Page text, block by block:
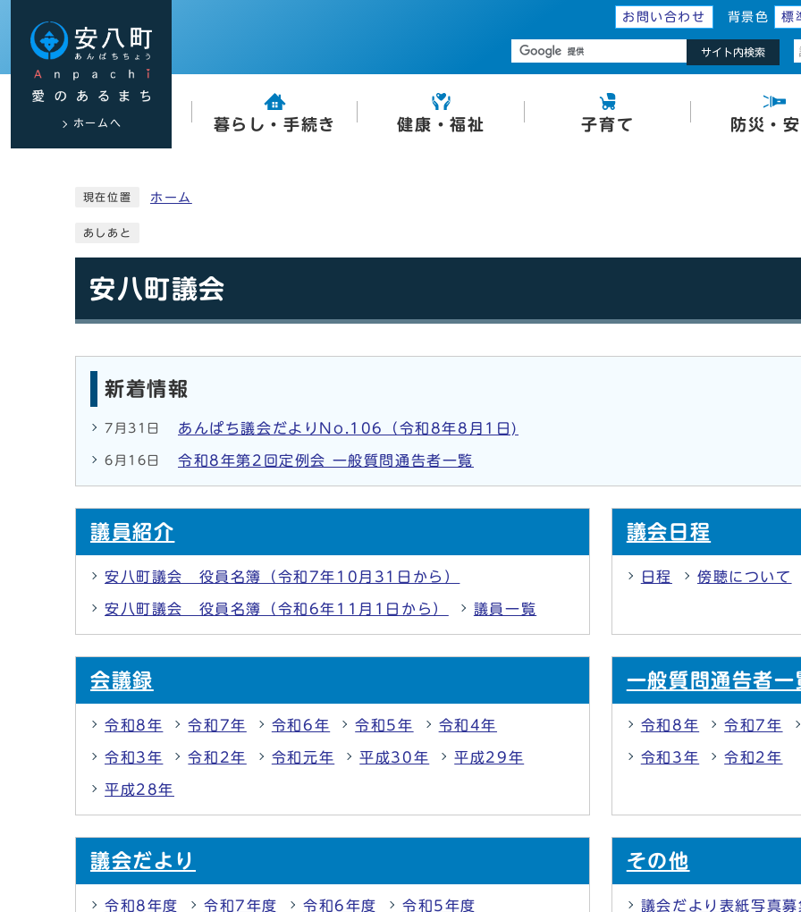
お問い合わせ 背景色 標
ホームへ
サイト内検索
暮らし・手続き 健康・福祉 子育て 防災・
現在位置 ホーム
あしあと
安八町議会
新着情報
7月31日 あんぱち議会だよりNo.106（令和8年8月1日)
6月16日 令和8年第2回定例会 一般質問通告者一覧
議員紹介
安八町議会 役員名簿（令和7年10月31日から）
安八町議会 役員名簿（令和6年11月1日から） 議員一覧
議会日程
日程 傍聴について
会議録
令和8年 令和7年 令和6年 令和5年 令和4年
令和3年 令和2年 令和元年 平成30年 平成29年
平成28年
一般質問通告者一
令和8年 令和7年
令和3年 令和2年
議会だより
令和8年度 令和7年度 令和6年度 令和5年度
その他
議会だより表紙写真募